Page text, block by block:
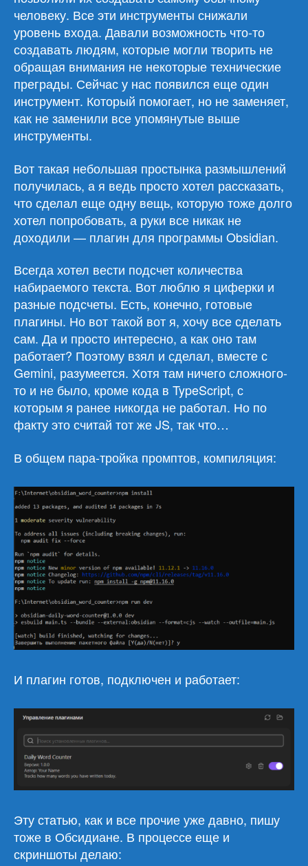
человеку. Все эти инструменты снижали
уровень входа. Давали возможность что-то
создавать людям, которые могли творить не
обращая внимания не некоторые технические
преграды. Сейчас у нас появился еще один
инструмент. Который помогает, но не заменяет,
как не заменили все упомянутые выше
инструменты.
Вот такая небольшая простынка размышлений
получилась, а я ведь просто хотел рассказать,
что сделал еще одну вещь, которую тоже долго
хотел попробовать, а руки все никак не
доходили — плагин для программы Obsidian.
Всегда хотел вести подсчет количества
набираемого текста. Вот люблю я циферки и
разные подсчеты. Есть, конечно, готовые
плагины. Но вот такой вот я, хочу все сделать
сам. Да и просто интересно, а как оно там
работает? Поэтому взял и сделал, вместе с
Gemini, разумеется. Хотя там ничего сложного-
то и не было, кроме кода в TypeScript, с
которым я ранее никогда не работал. Но по
факту это считай тот же JS, так что…
В общем пара-тройка промптов, компиляция:
И плагин готов, подключен и работает:
Эту статью, как и все прочие уже давно, пишу
тоже в Обсидиане. В процессе еще и
скриншоты делаю: